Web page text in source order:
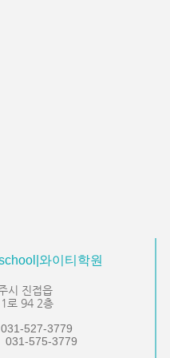
와이티학원
시 진접읍
로 94 2층
527-3779
031-575-3779